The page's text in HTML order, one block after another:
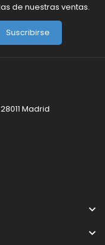
de nuestras ventas.
Suscribirse
Madrid